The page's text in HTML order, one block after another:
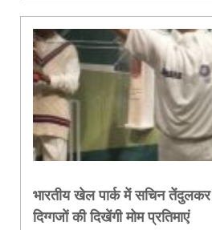
भारतीय खेल पार्क में सचिन
दिग्गजों की दिखेंगी मोम प्रतिमाएं